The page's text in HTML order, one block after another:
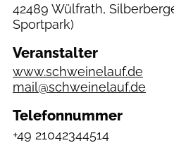
42489 Wülfrath,
Sportpark)
Veranstalter
www.schweinelauf.de
mail@schweinelauf.de
Telefonnummer
+49 21042344514